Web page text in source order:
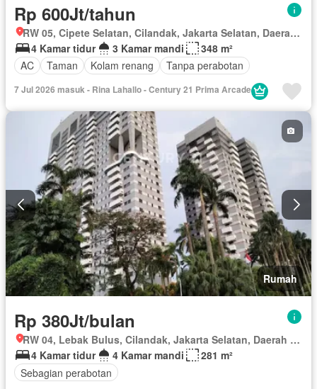
Rp 600Jt/tahun
RW 05, Cipete Selatan, Cilandak, Jakarta Selatan, Daerah Khusus Ibukota Jakarta
4 Kamar tidur
3 Kamar mandi
348 m²
AC
Taman Kolam renang Tanpa perabotan
7 Jul 2026 masuk - Rina Lahallo - Century 21 Prima Arcade
Rumah
Rp 380Jt/bulan
RW 04, Lebak Bulus, Cilandak, Jakarta Selatan, Daerah Khusus Ibukota Jakarta
4 Kamar tidur
4 Kamar mandi
281 m²
Sebagian perabotan